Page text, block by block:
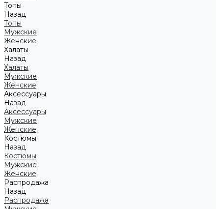
Топы
Назад
Топы
Мужские
Женские
Халаты
Назад
Халаты
Мужские
Женские
Аксессуары
Назад
Аксессуары
Мужские
Женские
Костюмы
Назад
Костюмы
Мужские
Женские
Распродажа
Назад
Распродажа